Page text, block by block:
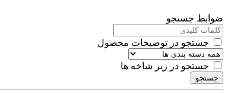
ضوابط جستجو
جستجو در توضیحات محصول
جستجو در زیر شاخه ها
جستجو